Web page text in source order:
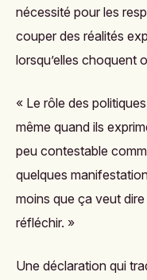
nécessité pour les
couper des réalités
lorsqu’elles choquent
« Le rôle des
même quand ils
peu contestable
quelques
moins que ça veut
réfléchir. »
Une déclaration qui